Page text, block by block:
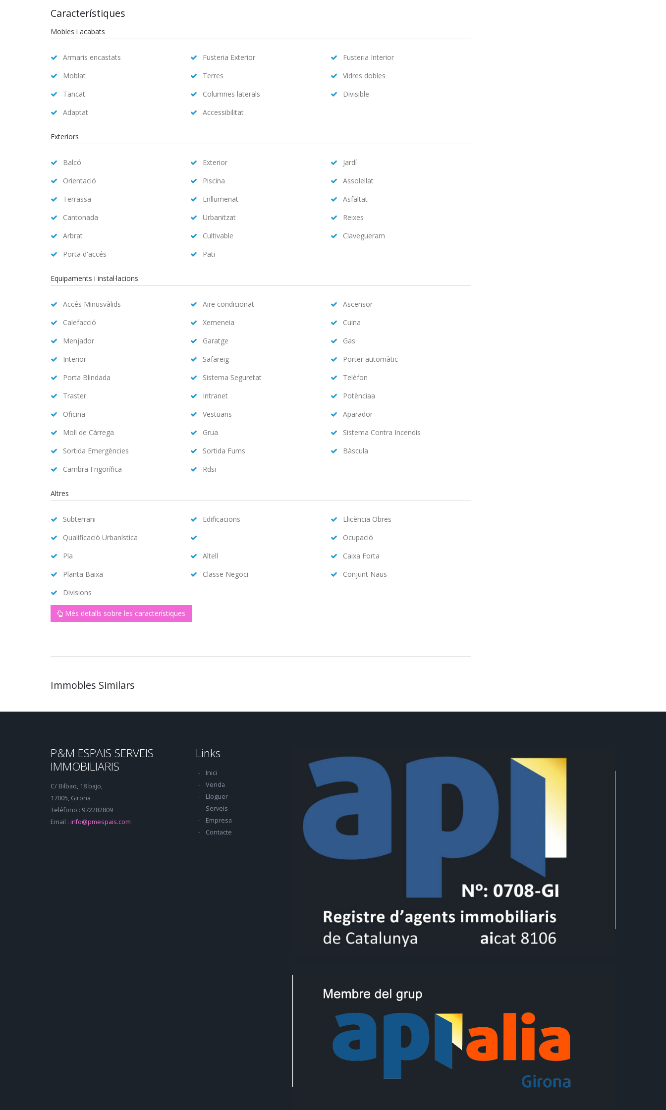
Característiques
Mobles i acabats
Armaris encastats Fusteria Exterior
Fusteria Interior
Moblat
Terres
Vidres dobles
Tancat
Columnes laterals
Divisible
Adaptat
Accessibilitat
Exteriors
Balcó Exterior
Jardí
Orientació
Piscina
Assolellat
Terrassa
Enllumenat
Asfaltat
Cantonada
Urbanitzat
Reixes
Arbrat
Cultivable
Clavegueram
Porta d'accés
Pati
Equipaments i instal·lacions
Accés Minusvàlids Aire condicionat
Ascensor
Calefacció
Xemeneia
Cuina
Menjador
Garatge
Gas
Interior
Safareig
Porter automàtic
Porta Blindada
Sistema Seguretat
Telèfon
Traster
Intranet
Potènciaa
Oficina
Vestuaris
Aparador
Moll de Càrrega
Grua
Sistema Contra Incendis
Sortida Emergències
Sortida Fums
Bàscula
Cambra Frigorífica
Rdsi
Altres
Subterrani Edificacions
Llicència Obres
Qualificació Urbanística
Ocupació
Pla
Altell
Caixa Forta
Planta Baixa
Classe Negoci
Conjunt Naus
Divisions
Més detalls sobre les característiques
Immobles Similars
P&M ESPAIS SERVEIS
IMMOBILIARIS
C/ Bilbao, 18 bajo,
17005, Girona
Teléfono : 972282809
Email : info@pmespais.com
Links
Inici
Venda
Lloguer
Serveis
Empresa
Contacte